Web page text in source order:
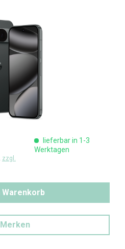
zzgl.
lieferbar in 1-3
Werktagen
Warenkorb
Merken